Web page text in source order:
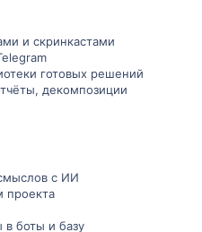
и скринкастами
готовых решений
декомпозиции
с ИИ
проекта
в боты и базу